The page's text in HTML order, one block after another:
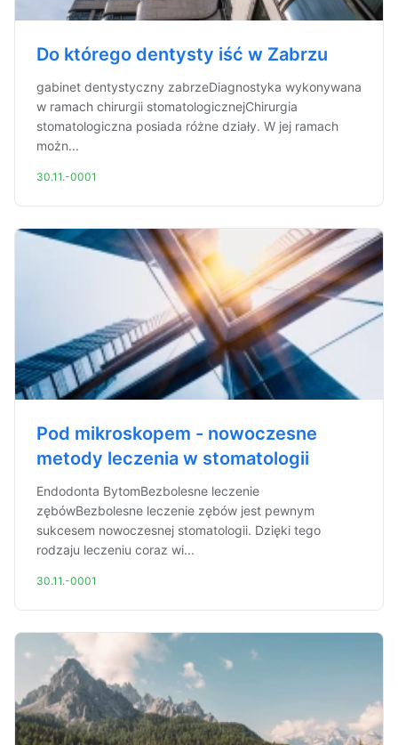
Do którego dentysty iść w Zabrzu
gabinet dentystyczny zabrzeDiagnostyka wykonywana
w ramach chirurgii stomatologicznejChirurgia
stomatologiczna posiada różne działy. W jej ramach
możn...
30.11.-0001
Pod mikroskopem - nowoczesne
metody leczenia w stomatologii
Endodonta BytomBezbolesne leczenie
zębówBezbolesne leczenie zębów jest pewnym
sukcesem nowoczesnej stomatologii. Dzięki tego
rodzaju leczeniu coraz wi...
30.11.-0001